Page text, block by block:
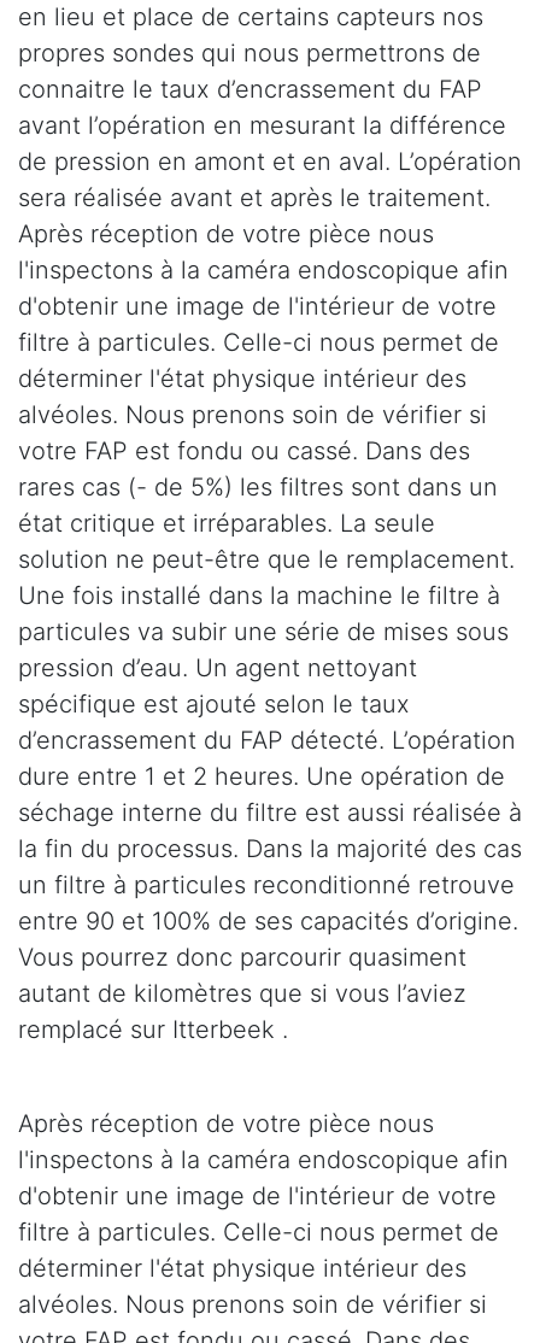
en lieu et place de certains capteurs nos
propres sondes qui nous permettrons de
connaitre le taux d’encrassement du FAP
avant l’opération en mesurant la différence
de pression en amont et en aval. L’opération
sera réalisée avant et après le traitement.
Après réception de votre pièce nous
l'inspectons à la caméra endoscopique afin
d'obtenir une image de l'intérieur de votre
filtre à particules. Celle-ci nous permet de
déterminer l'état physique intérieur des
alvéoles. Nous prenons soin de vérifier si
votre FAP est fondu ou cassé. Dans des
rares cas (- de 5%) les filtres sont dans un
état critique et irréparables. La seule
solution ne peut-être que le remplacement.
Une fois installé dans la machine le filtre à
particules va subir une série de mises sous
pression d’eau. Un agent nettoyant
spécifique est ajouté selon le taux
d’encrassement du FAP détecté. L’opération
dure entre 1 et 2 heures. Une opération de
séchage interne du filtre est aussi réalisée à
la fin du processus. Dans la majorité des cas
un filtre à particules reconditionné retrouve
entre 90 et 100% de ses capacités d’origine.
Vous pourrez donc parcourir quasiment
autant de kilomètres que si vous l’aviez
remplacé sur Itterbeek .
Après réception de votre pièce nous
l'inspectons à la caméra endoscopique afin
d'obtenir une image de l'intérieur de votre
filtre à particules. Celle-ci nous permet de
déterminer l'état physique intérieur des
alvéoles. Nous prenons soin de vérifier si